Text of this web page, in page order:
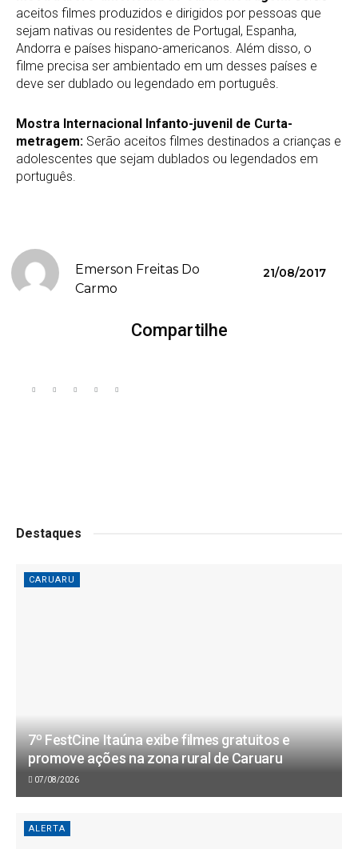
aceitos filmes produzidos e dirigidos por pessoas que
sejam nativas ou residentes de Portugal, Espanha,
Andorra e países hispano-americanos. Além disso, o
filme precisa ser ambientado em um desses países e
deve ser dublado ou legendado em português.
Mostra Internacional Infanto-juvenil de Curta-
metragem: Serão aceitos filmes destinados a crianças e
adolescentes que sejam dublados ou legendados em
português.
Emerson Freitas Do
Carmo
21/08/2017
Compartilhe
Destaques
CARUARU
7º FestCine Itaúna exibe filmes gratuitos e
promove ações na zona rural de Caruaru
07/08/2026
ALERTA